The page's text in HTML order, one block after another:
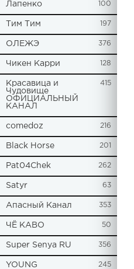
Лапенко 100
Tим Тим 197
ОЛЕЖЭ 376
Чикен Карри 128
Красавица и
Чудовище
ОФИЦИАЛЬНЫЙ
КАНАЛ
415
comedoz 216
Black Horse 201
Pat04Chek 262
Satyr 63
Апасный Канал 353
ЧЁ КАВО 50
Super Senya RU 356
YOUNG 245